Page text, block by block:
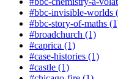
#bbc-invisible-worlds
#bbc-story-of-maths
#broadchurch (1)
#caprica (1)
#case-histories (1)
#castle (1)